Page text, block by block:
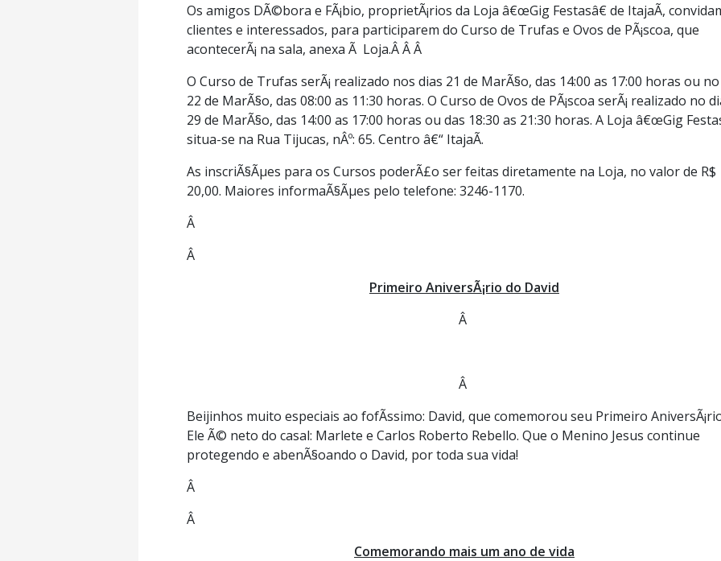
Os amigos DÃ©bora e FÃ¡bio, proprietÃ¡rios da Loja â€œGig Festasâ€ de ItajaÃ­,
clientes e interessados, para participarem do Curso de Trufas e Ovos de PÃ¡scoa, que
acontecerÃ¡ na sala, anexa Ã Loja.Â Â Â
O Curso de Trufas serÃ¡ realizado nos dias 21 de MarÃ§o, das 14:00 as 17:00 horas ou
22 de MarÃ§o, das 08:00 as 11:30 horas. O Curso de Ovos de PÃ¡scoa serÃ¡ realizado no
29 de MarÃ§o, das 14:00 as 17:00 horas ou das 18:30 as 21:30 horas. A Loja â€œGig
situa-se na Rua Tijucas, nÂº: 65. Centro â€“ ItajaÃ­.
As inscriÃ§Ãµes para os Cursos poderÃ£o ser feitas diretamente na Loja, no valor de R$
20,00. Maiores informaÃ§Ãµes pelo telefone: 3246-1170.
Â
Â
Primeiro AniversÃ¡rio do David
Â
Â
Beijinhos muito especiais ao fofÃ­ssimo: David, que comemorou seu Primeiro
Ele Ã© neto do casal: Marlete e Carlos Roberto Rebello. Que o Menino Jesus continue
protegendo e abenÃ§oando o David, por toda sua vida!
Â
Â
Comemorando mais um ano de vida